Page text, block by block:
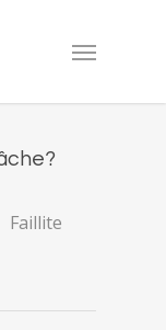
Menu
Faillite